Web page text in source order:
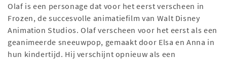
Olaf is een personage dat voor het eerst verscheen in
Frozen, de succesvolle animatiefilm van Walt Disney
Animation Studios. Olaf verscheen voor het eerst als een
geanimeerde sneeuwpop, gemaakt door Elsa en Anna in
hun kindertijd. Hij verschijnt opnieuw als een